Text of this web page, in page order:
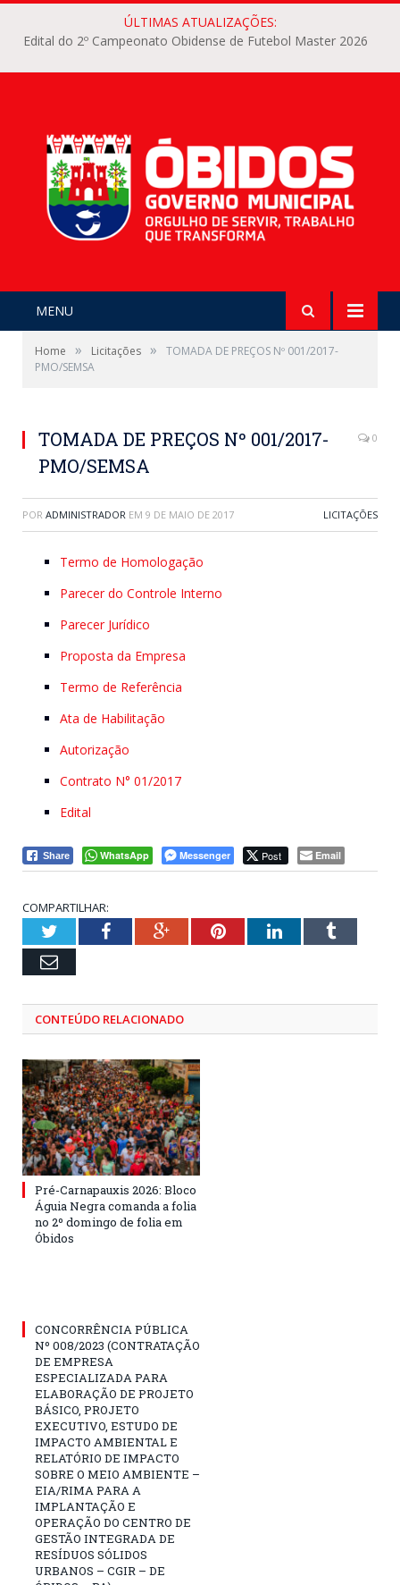
ÚLTIMAS ATUALIZAÇÕES:
Edital do 2º Campeonato Obidense de Futebol Master 2026
MENU
Home » Licitações »
TOMADA DE PREÇOS Nº 001/2017-
PMO/SEMSA
TOMADA DE PREÇOS Nº 001/2017-
PMO/SEMSA
0
POR ADMINISTRADOR EM 9 DE MAIO DE 2017 LICITAÇÕES
Termo de Homologação
Parecer do Controle Interno
Parecer Jurídico
Proposta da Empresa
Termo de Referência
Ata de Habilitação
Autorização
Contrato N° 01/2017
Edital
Share WhatsApp Messenger Post Email
COMPARTILHAR:
TwitterFacebookGoogle+PinterestLinkedInTumblr
Email
CONTEÚDO RELACIONADO
Pré-Carnapauxis 2026: Bloco
Águia Negra comanda a folia
no 2º domingo de folia em
Óbidos
CONCORRÊNCIA PÚBLICA
Nº 008/2023 (CONTRATAÇÃO
DE EMPRESA
ESPECIALIZADA PARA
ELABORAÇÃO DE PROJETO
BÁSICO, PROJETO
EXECUTIVO, ESTUDO DE
IMPACTO AMBIENTAL E
RELATÓRIO DE IMPACTO
SOBRE O MEIO AMBIENTE –
EIA/RIMA PARA A
IMPLANTAÇÃO E
OPERAÇÃO DO CENTRO DE
GESTÃO INTEGRADA DE
RESÍDUOS SÓLIDOS
URBANOS – CGIR – DE